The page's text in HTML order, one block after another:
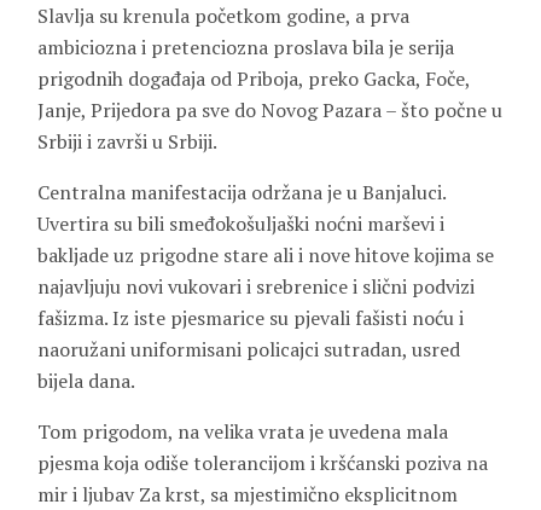
Slavlja su krenula početkom godine, a prva
ambiciozna i pretenciozna proslava bila je serija
prigodnih događaja od Priboja, preko Gacka, Foče,
Janje, Prijedora pa sve do Novog Pazara – što počne u
Srbiji i završi u Srbiji.
Centralna manifestacija održana je u Banjaluci.
Uvertira su bili smeđokošuljaški noćni marševi i
bakljade uz prigodne stare ali i nove hitove kojima se
najavljuju novi vukovari i srebrenice i slični podvizi
fašizma. Iz iste pjesmarice su pjevali fašisti noću i
naoružani uniformisani policajci sutradan, usred
bijela dana.
Tom prigodom, na velika vrata je uvedena mala
pjesma koja odiše tolerancijom i kršćanski poziva na
mir i ljubav Za krst, sa mjestimično eksplicitnom